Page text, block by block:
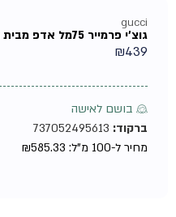
gucci
גוצ'י פרמייר 75מל אדפ מבית גוצ'י – בושם לאישה
₪439
♀ בושם לאישה
ברקוד:737052495613
מחיר ל-100 מ"ל:
₪585.33